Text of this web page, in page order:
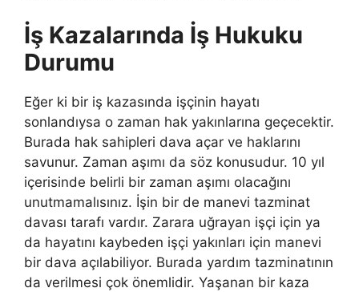
İş Kazalarında İş Hukuku
Durumu
Eğer ki bir iş kazasında işçinin hayatı
sonlandıysa o zaman hak yakınlarına geçecektir.
Burada hak sahipleri dava açar ve haklarını
savunur. Zaman aşımı da söz konusudur. 10 yıl
içerisinde belirli bir zaman aşımı olacağını
unutmamalısınız. İşin bir de manevi tazminat
davası tarafı vardır. Zarara uğrayan işçi için ya
da hayatını kaybeden işçi yakınları için manevi
bir dava açılabiliyor. Burada yardım tazminatının
da verilmesi çok önemlidir. Yaşanan bir kaza